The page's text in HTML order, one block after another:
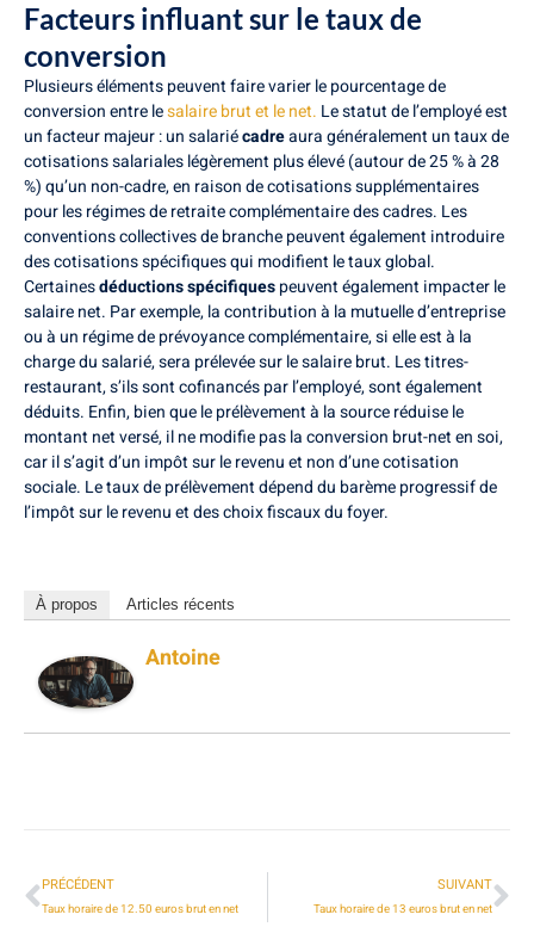
Facteurs influant sur le taux de
conversion
Plusieurs éléments peuvent faire varier le pourcentage de
conversion entre lesalaire brut et le net. Le statut de l’employé est
un facteur majeur : un salariécadreaura généralement un taux de
cotisations salariales légèrement plus élevé (autour de 25 % à 28
%) qu’un non-cadre, en raison de cotisations supplémentaires
pour les régimes de retraite complémentaire des cadres. Les
conventions collectives de branche peuvent également introduire
des cotisations spécifiques qui modifient le taux global.
Certainesdéductions spécifiquespeuvent également impacter le
salaire net. Par exemple, la contribution à la mutuelle d’entreprise
ou à un régime de prévoyance complémentaire, si elle est à la
charge du salarié, sera prélevée sur le salaire brut. Les titres-
restaurant, s’ils sont cofinancés par l’employé, sont également
déduits. Enfin, bien que le prélèvement à la source réduise le
montant net versé, il ne modifie pas la conversion brut-net en soi,
car il s’agit d’un impôt sur le revenu et non d’une cotisation
sociale. Le taux de prélèvement dépend du barème progressif de
l’impôt sur le revenu et des choix fiscaux du foyer.
À propos Articles récents
Antoine
PRÉCÉDENT
Taux horaire de 12.50 euros brut en net
SUIVANT
Taux horaire de 13 euros brut en net